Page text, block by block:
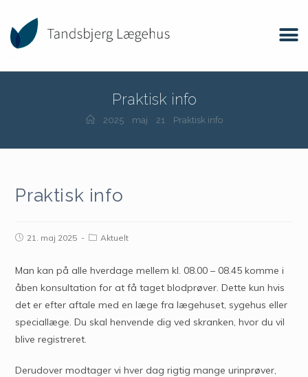
Praktisk info
2025 maj 21 Praktisk info
Praktisk info
21. maj 2025 Aktuelt
Man kan på alle hverdage mellem kl. 08.00 – 08.45 komme i
åben konsultation for at få taget blodprøver. Dette kun hvis
det er efter aftale med en læge fra lægehuset, sygehus eller
speciallæge. Du skal henvende dig ved skranken, hvor du vil
blive registreret.
Derudover modtager vi hver dag rigtig mange urinprøver,